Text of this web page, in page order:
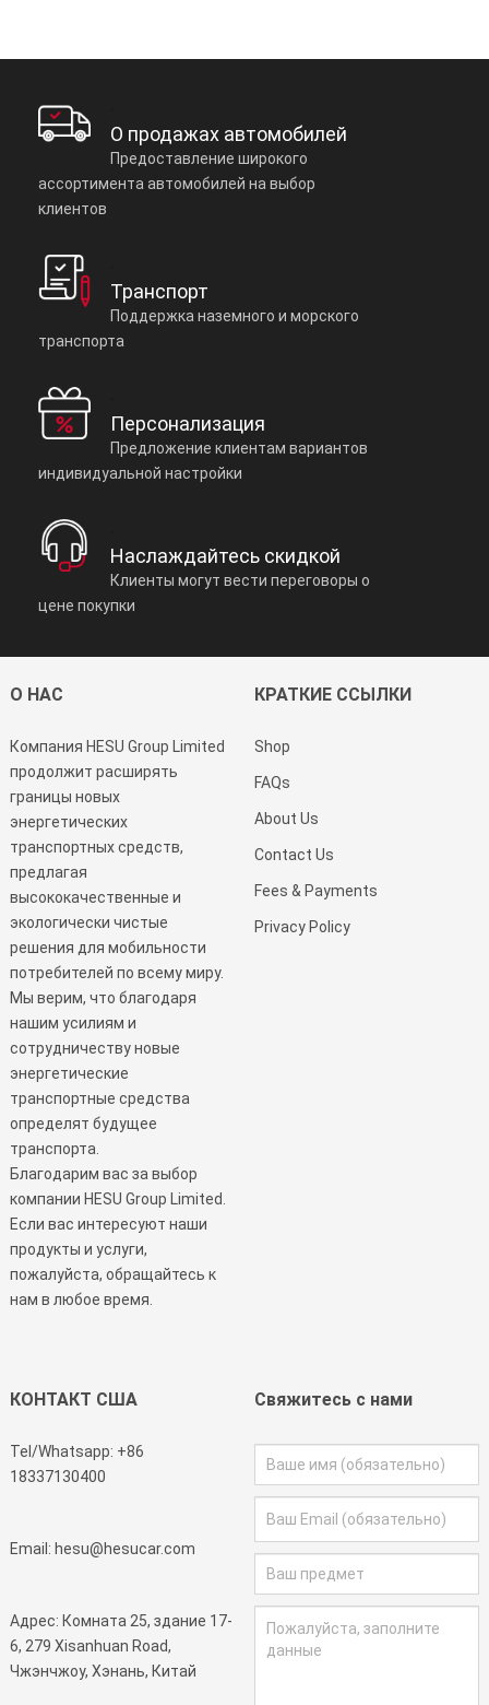
О продажах автомобилей
Предоставление широкого
ассортимента автомобилей на выбор
клиентов
Транспорт
Поддержка наземного и морского
транспорта
Персонализация
Предложение клиентам вариантов
индивидуальной настройки
Наслаждайтесь скидкой
Клиенты могут вести переговоры о
цене покупки
О НАС
Компания HESU Group Limited
продолжит расширять
границы новых
энергетических
транспортных средств,
предлагая
высококачественные и
экологически чистые
решения для мобильности
потребителей по всему миру.
Мы верим, что благодаря
нашим усилиям и
сотрудничеству новые
энергетические
транспортные средства
определят будущее
транспорта.
Благодарим вас за выбор
компании HESU Group Limited.
Если вас интересуют наши
продукты и услуги,
пожалуйста, обращайтесь к
нам в любое время.
КРАТКИЕ ССЫЛКИ
Shop
FAQs
About Us
Contact Us
Fees & Payments
Privacy Policy
КОНТАКТ США
Tel/Whatsapp: +86
18337130400
Email: hesu@hesucar.com
Адрес: Комната 25, здание 17-
6, 279 Xisanhuan Road,
Чжэнчжоу, Хэнань, Китай
Свяжитесь с нами